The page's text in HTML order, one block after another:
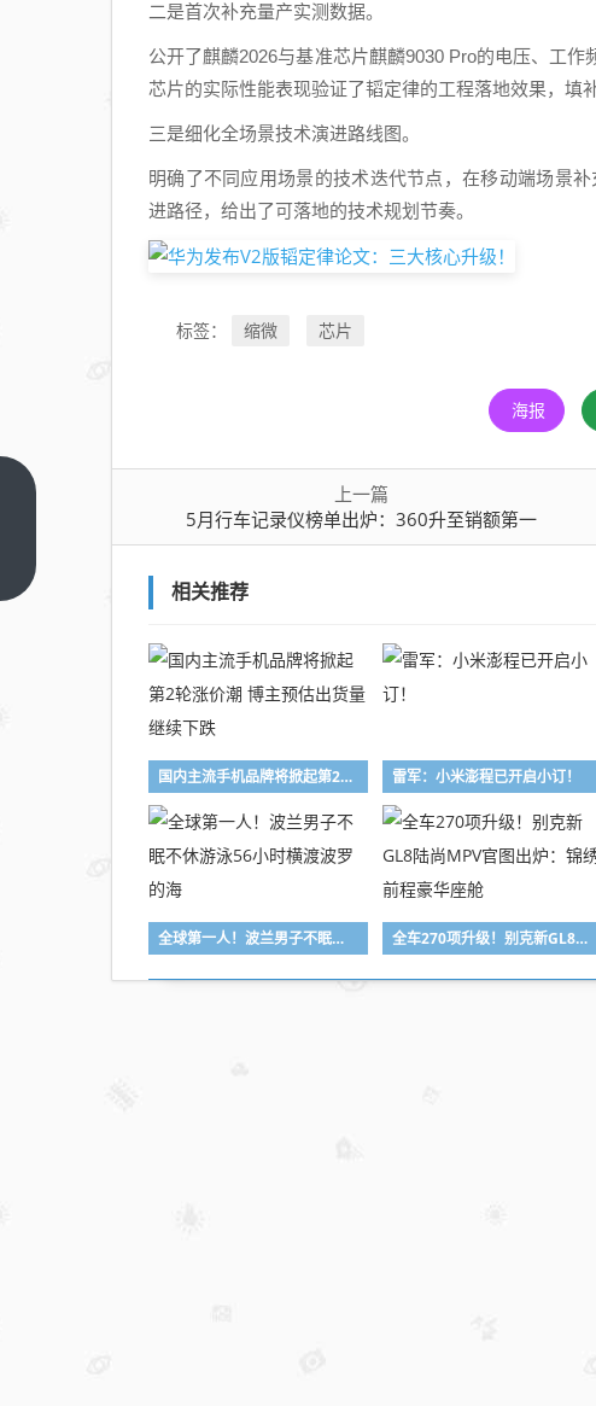
二是首次补充量产实测数据。
公开了麒麟2026与基准芯片麒麟9030 Pro的电压、工
芯片的实际性能表现验证了韬定律的工程落地效果，填
三是细化全场景技术演进路线图。
明确了不同应用场景的技术迭代节点，在移动端场景
进路径，给出了可落地的技术规划节奏。
标签： 缩微 芯片
海报
上一篇
5月行车记录仪榜单出炉：360升至销额第一
相关推荐
国内主流手机品牌将掀起第2轮涨价潮 博主预估出货量继续下跌 雷军：小米澎程已开启小订！
全球第一人！波兰男子不眠不休游泳56小时横渡波罗的海 全车270项升级！别克新GL8陆尚MPV官图出炉：锦绣前程豪华座舱